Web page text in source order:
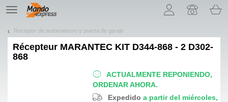
TE
navigation
Receptor de automatismo y puerta de garaje
Récepteur MARANTEC KIT D344-868 - 2 D302-
868
ACTUALMENTE REPONIENDO,
ORDENAR AHORA.
Expedidoa partir del miércoles,
¡Permítenos presentarte nuestras cookies!